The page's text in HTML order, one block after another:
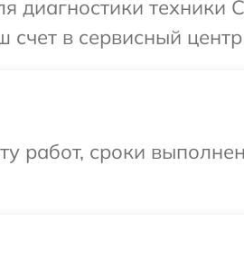
техники
в сервисный
работ, сроки